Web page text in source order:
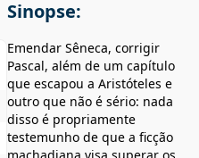
Sinopse:
Emendar Sêneca, corrigir
Pascal, além de um capítulo
que escapou a Aristóteles e
outro que não é sério: nada
disso é propriamente
testemunho de que a ficção